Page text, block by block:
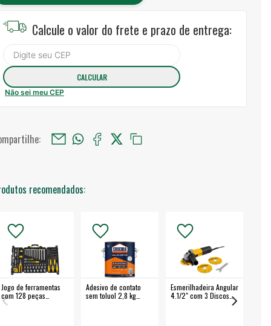
Calcule o valor do frete e prazo de entrega:
Não sei meu CEP
recomendados:
Jogo de ferramentas
com 128 peças
embalagem fechada -
Adesivo de contato
sem toluol 2,8 kg
Esmerilhadeira Angular
4.1/2" com 3 Discos